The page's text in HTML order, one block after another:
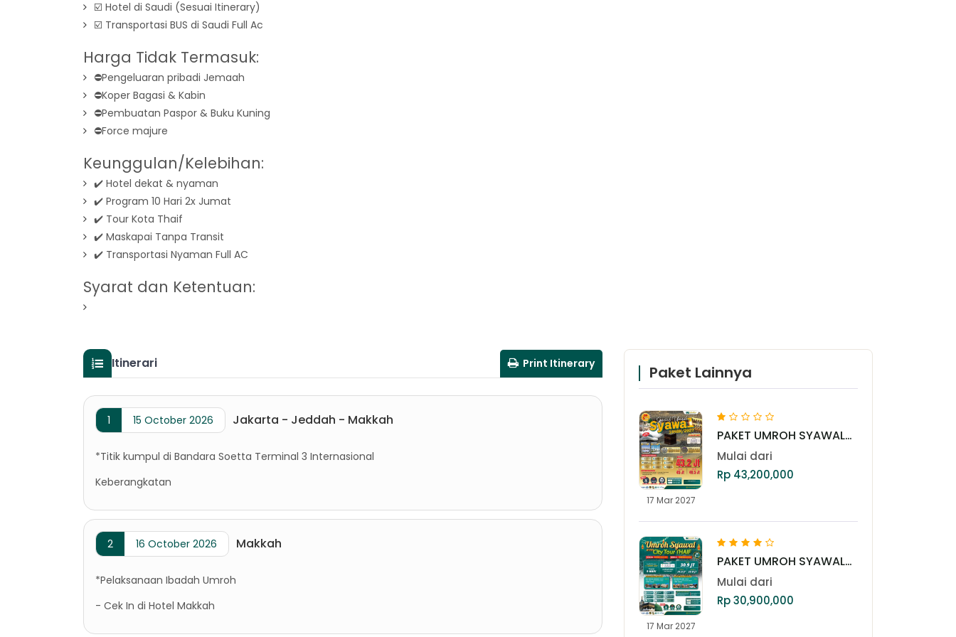
☑️ Hotel di Saudi (Sesuai Itinerary)
☑️ Transportasi BUS di Saudi Full Ac
Harga Tidak Termasuk:
⛔️Pengeluaran pribadi Jemaah
⛔️Koper Bagasi & Kabin
⛔️Pembuatan Paspor & Buku Kuning
⛔️Force majure
Keunggulan/Kelebihan:
✔️ Hotel dekat & nyaman
✔️ Program 10 Hari 2x Jumat
✔️ Tour Kota Thaif
✔️ Maskapai Tanpa Transit
✔️ Transportasi Nyaman Full AC
Syarat dan Ketentuan:
Itinerari Print Itinerary
1 15 October 2026 Jakarta - Jeddah - Makkah
*Titik kumpul di Bandara Soetta Terminal 3 Internasional
Keberangkatan
2 16 October 2026 Makkah
*Pelaksanaan Ibadah Umroh
- Cek In di Hotel Makkah
Paket Lainnya
17 Mar 2027
PAKET UMROH SYAWAL
GOLD 17 MARET 2027
Mulai dari
Rp 43,200,000
17 Mar 2027
PAKET UMROH SYAWAL
17 MARET 2027
Mulai dari
Rp 30,900,000